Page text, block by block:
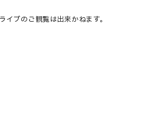
ブのご観覧は出来かねます。